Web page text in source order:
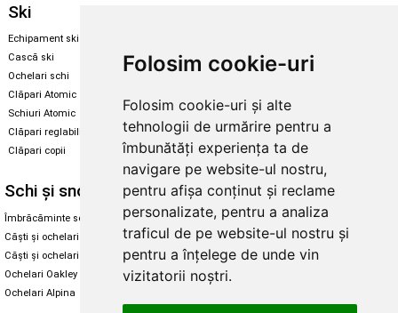
Folosim cookie-uri
Folosim cookie-uri și alte
tehnologii de urmărire pentru a
îmbunătăți experiența ta de
navigare pe website-ul nostru,
pentru afișa conținut și reclame
personalizate, pentru a analiza
traficul de pe website-ul nostru și
pentru a înțelege de unde vin
vizitatorii noștri.
Ski
Echipament ski
Cască ski
Ochelari schi
Clăpari Atomic
Schiuri Atomic
Clăpari reglabili
Clăpari copii
Echipament snowboard
Skate & longboard
Santa Cruz
Enuff Skateboards
Schi și snowboard
Îmbrăcăminte schi și snowboard
Căști și ochelari de iarnă
Căști și ochelari Alpina
Ochelari Oakley
Ochelari Alpina
Diverse
Cum aleg rolele
Cum aleg ochelarii
Ochelari de soare Oakley
Ochelari de soare Alpina